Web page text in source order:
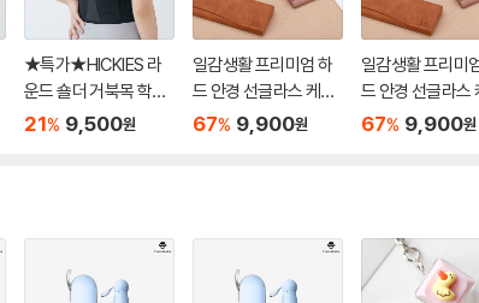
★특가★HICKIES 라
운드 숄더 거북목 학생
직장인 바른자세 어깨
21% 9,500원
일감생활 프리미엄 하
드 안경 선글라스 케이
스
67% 9,900원
일감생활 프리미
드 안경 선글라스
스
67% 9,900원